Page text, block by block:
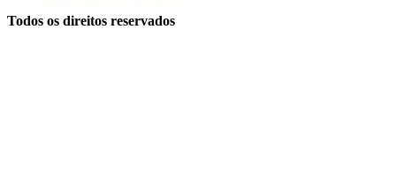
Todos os direitos reservados